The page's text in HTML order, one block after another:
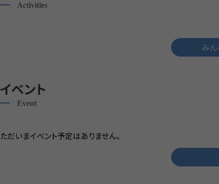
Activities
み
イベント
Event
ただいまイベント予定はありません。